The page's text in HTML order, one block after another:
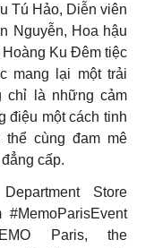
Tú Hảo, Diễn viên
Nguyễn, Hoa hậu
Ku Đêm tiệc
mang lại một trải
chỉ là những cảm
điệu một cách tinh
cùng đam mê
cấp.
Store
#MemoParisEvent
Paris, the